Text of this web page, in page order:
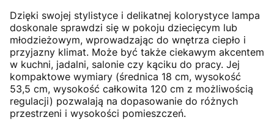
Dzięki swojej stylistyce i delikatnej kolorystyce lampa
doskonale sprawdzi się w pokoju dziecięcym lub
młodzieżowym, wprowadzając do wnętrza ciepło i
przyjazny klimat. Może być także ciekawym akcentem
w kuchni, jadalni, salonie czy kąciku do pracy. Jej
kompaktowe wymiary (średnica 18 cm, wysokość
53,5 cm, wysokość całkowita 120 cm z możliwością
regulacji) pozwalają na dopasowanie do różnych
przestrzeni i wysokości pomieszczeń.